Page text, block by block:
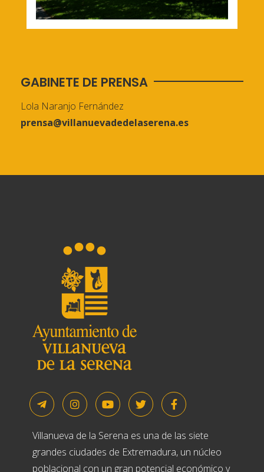
GABINETE DE PRENSA
Lola Naranjo Fernández
prensa@villanuevadedelaserena.es
Villanueva de la Serena es una de las siete
grandes ciudades de Extremadura, un núcleo
poblacional con un gran potencial económico y